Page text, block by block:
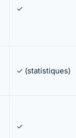
✓
✓ (statistiques)
✓